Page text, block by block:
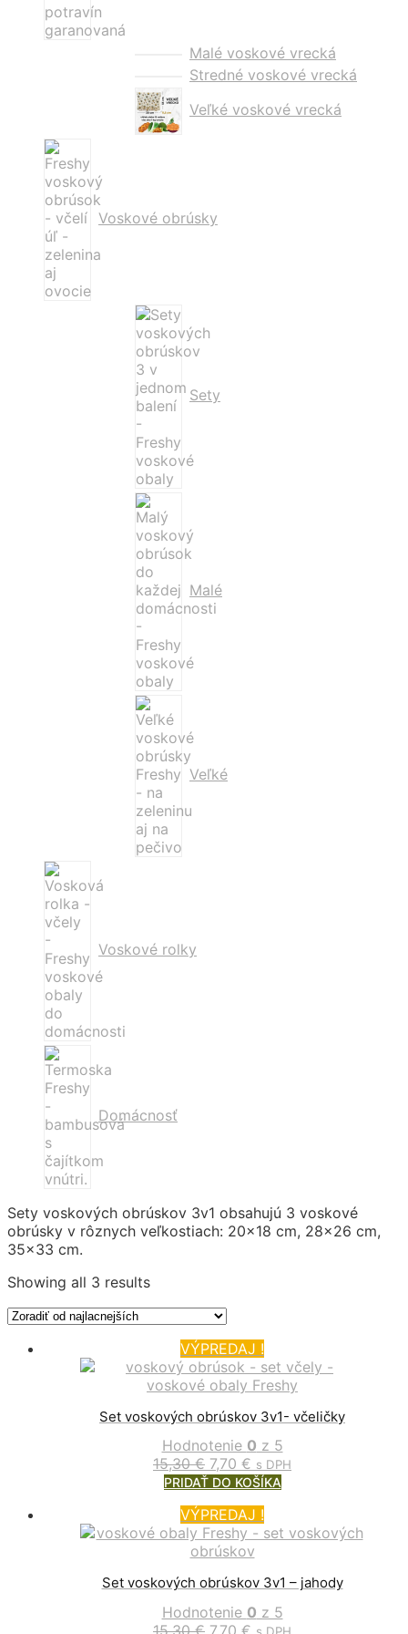
Malé voskové vrecká
Stredné voskové vrecká
Veľké voskové vrecká
Voskové obrúsky
Sety
Malé
Veľké
Voskové rolky
Domácnosť
Sety voskových obrúskov 3v1 obsahujú 3 voskové
obrúsky v rôznych veľkostiach: 20×18 cm, 28×26 cm,
35×33 cm.
Showing all 3 resultsSorted
high
VÝPREDAJ !
Set voskových obrúskov 3v1- včeličky
Hodnotenie 0 z 5
15,30€ Original
price
was:
15,30 €.
7,70 € Current
price
is:
7,70 €.
s DPH
PRIDAŤ DO KOŠÍKA
VÝPREDAJ !
Set voskových obrúskov 3v1 – jahody
Hodnotenie 0 z 5
15,30€ Original
7,70 € Current
s DPH